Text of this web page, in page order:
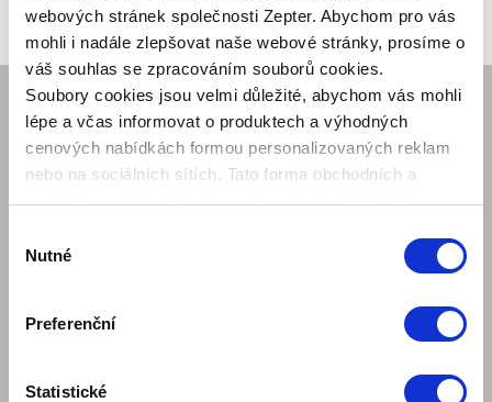
webových stránek společnosti Zepter. Abychom pro vás
mohli i nadále zlepšovat naše webové stránky, prosíme o
váš souhlas se zpracováním souborů cookies.
Soubory cookies jsou velmi důležité, abychom vás mohli
lépe a včas informovat o produktech a výhodných
cenových nabídkách formou personalizovaných reklam
nebo na sociálních sítích. Tato forma obchodních a
marketingových sdělení pro vás nebude obtěžující.
souhlasu
Nutné
Preferenční
Statistické
SPOLEČNOST
Mám zájem o ukázku produktu
Naše mise
Kontakty pro média